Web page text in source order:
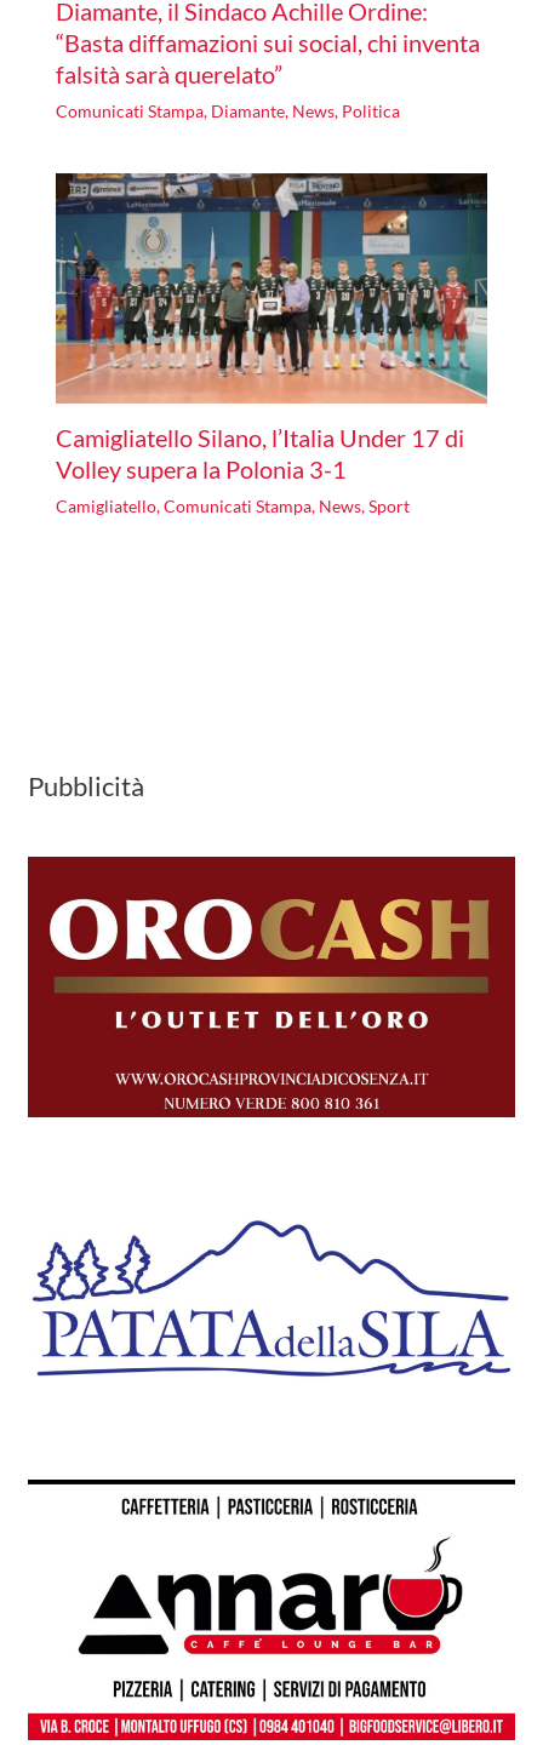
Diamante, il Sindaco Achille Ordine:
“Basta diffamazioni sui social, chi inventa
falsità sarà querelato”
Comunicati Stampa, Diamante, News, Politica
Camigliatello Silano, l’Italia Under 17 di
Volley supera la Polonia 3-1
Camigliatello,Comunicati Stampa, News,Sport
Pubblicità